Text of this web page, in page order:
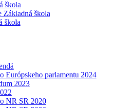
škola
Základná škola
škola
Európskeho parlamentu 2024
2023
NR SR 2020